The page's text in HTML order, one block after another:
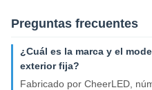
Preguntas frecuentes
¿Cuál es la marca y el
exterior fija?
Fabricado por CheerLED,